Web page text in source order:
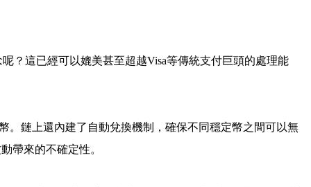
？這已經可以媲美甚至超越Visa等傳統支付巨頭的處理能
。鏈上還內建了自動兌換機制，確保不同穩定幣之間可以無
帶來的不確定性。